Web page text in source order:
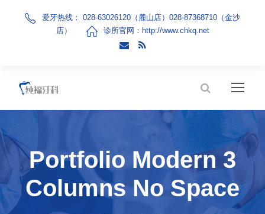
爱牙热线： 028-63026120（麓山店）028-87368710（金沙
店）
诊所官网： http://www.chkq.net
Portfolio Modern 3
Columns No Space